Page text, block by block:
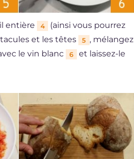
entière 4
(ainsi vous pourrez
et les têtes
5 , mélangez
le vin blanc
6
et laissez-le